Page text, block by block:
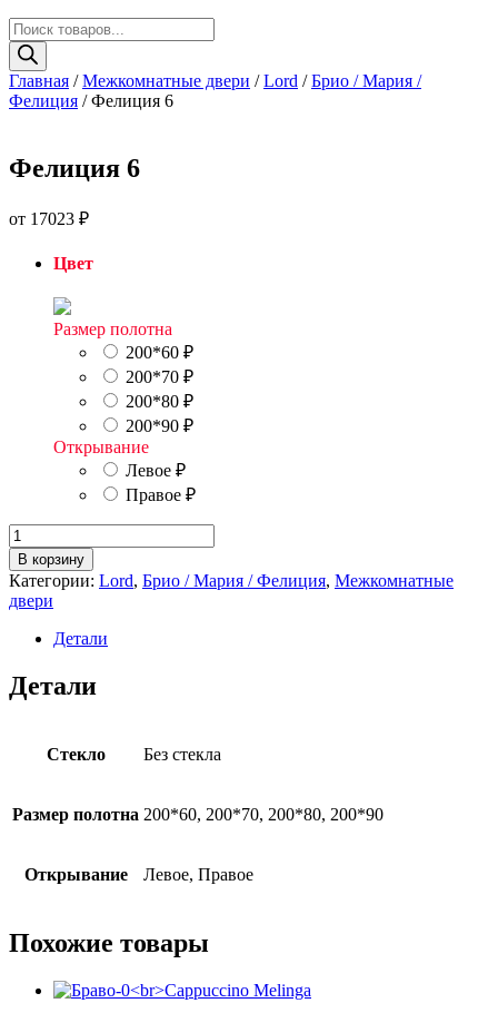
Поиск
товаров
Главная /Межкомнатные двери /Lord /Брио / Мария /
Фелиция / Фелиция 6
Фелиция 6
от 17023 ₽
Цвет
Размер полотна
200*60 ₽
200*70 ₽
200*80 ₽
200*90 ₽
Открывание
Левое ₽
Правое ₽
Количество
товара
Фелиция
6
В корзину
Категории: Lord, Брио / Мария / Фелиция, Межкомнатные
двери
Детали
Детали
Стекло Без стекла
Размер полотна 200*60, 200*70, 200*80, 200*90
Открывание Левое, Правое
Похожие товары